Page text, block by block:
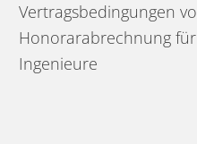
Vertragsbedingungen
Honorarabrechnung
Ingenieure